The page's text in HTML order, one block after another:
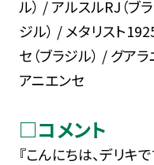
ル） / アルスルRJ（ブ
ジル） / メタリスト
セ（ブラジル） / グア
アニエンセ
□コメント
『こんにちは、デリキで